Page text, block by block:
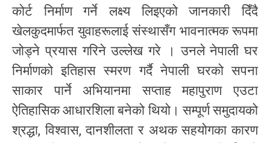
कोर्ट निर्माण गर्ने लक्ष्य लिइएको जानकारी दिँदै
खेलकुदमार्फत युवाहरूलाई संस्थासँग भावनात्मक रूपमा
जोड्ने प्रयास गरिने उल्लेख गरे । उनले नेपाली घर
निर्माणको इतिहास स्मरण गर्दै नेपाली घरको सपना
साकार पार्ने अभियानमा सप्ताह महापुराण एउटा
ऐतिहासिक आधारशिला बनेको थियो। सम्पूर्ण समुदायको
श्रद्धा, विश्वास, दानशीलता र अथक सहयोगका कारण